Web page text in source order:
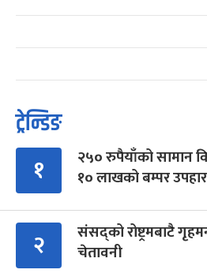
ट्रेन्डिङ
१
२५० रुपैयाँको सामान
१० लाखको बम्पर उपहार
२
संसद्को रोष्ट्रमबाटै
चेतावनी